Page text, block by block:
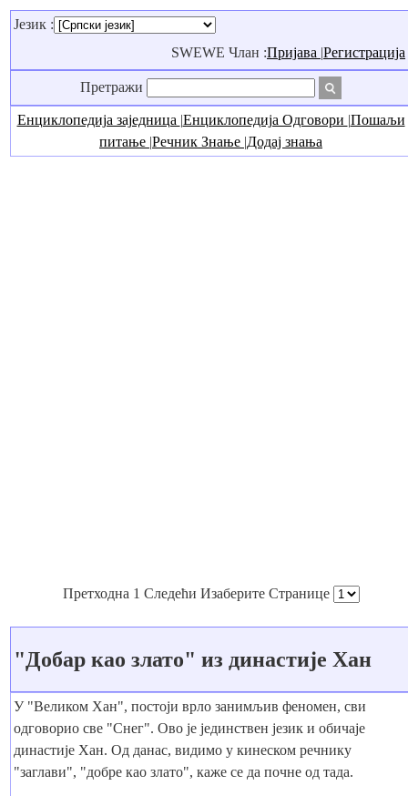
Језик :
SWEWE Члан :Пријава |Регистрација
Претражи
Енциклопедија заједница |Енциклопедија Одговори |Пошаљи
питање |Речник Знање |Додај знања
Претходна 1 Следећи Изаберите Странице
"Добар као злато" из династије Хан
У "Великом Хан", постоји врло занимљив феномен, сви
одговорио све "Снег". Ово је јединствен језик и обичаје
династије Хан. Од данас, видимо у кинеском речнику
"заглави", "добре као злато", каже се да почне од тада.